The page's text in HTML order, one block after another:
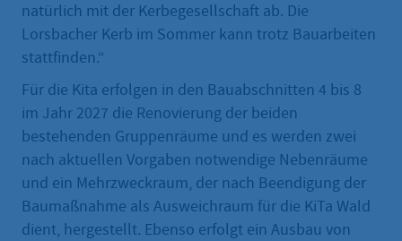
natürlich mit der Kerbegesellschaft ab. Die
Lorsbacher Kerb im Sommer kann trotz Bauarbeiten
stattfinden.“
Für die Kita erfolgen in den Bauabschnitten 4 bis 8
im Jahr 2027 die Renovierung der beiden
bestehenden Gruppenräume und es werden zwei
nach aktuellen Vorgaben notwendige Nebenräume
und ein Mehrzweckraum, der nach Beendigung der
Baumaßnahme als Ausweichraum für die KiTa Wald
dient, hergestellt. Ebenso erfolgt ein Ausbau von